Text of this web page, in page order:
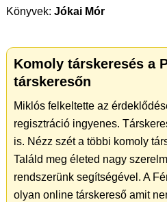
Könyvek: Jókai Mór
Komoly társkeresés a
társkeresőn
Miklós felkeltette az
regisztráció ingyenes.
is. Nézz szét a többi komoly
Találd meg életed nagy
rendszerünk segítségével. A
olyan online társkereső amit